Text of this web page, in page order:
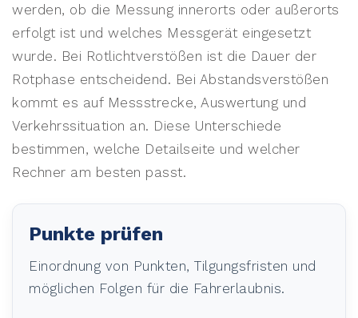
werden, ob die Messung innerorts oder außerorts
erfolgt ist und welches Messgerät eingesetzt
wurde. Bei Rotlichtverstößen ist die Dauer der
Rotphase entscheidend. Bei Abstandsverstößen
kommt es auf Messstrecke, Auswertung und
Verkehrssituation an. Diese Unterschiede
bestimmen, welche Detailseite und welcher
Rechner am besten passt.
Punkte prüfen
Einordnung von Punkten, Tilgungsfristen und
möglichen Folgen für die Fahrerlaubnis.